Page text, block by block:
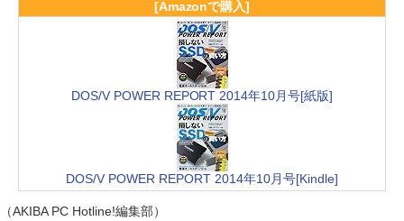
[Amazonで購入]
DOS/V POWER REPORT 2014年10月号[紙版]
DOS/V POWER REPORT 2014年10月号[Kindle]
（AKIBA PC Hotline!編集部）